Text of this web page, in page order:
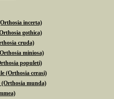
incerta)
gothica)
cruda)
miniosa)
populeti)
(Orthosia cerasi)
(Orthosia munda)